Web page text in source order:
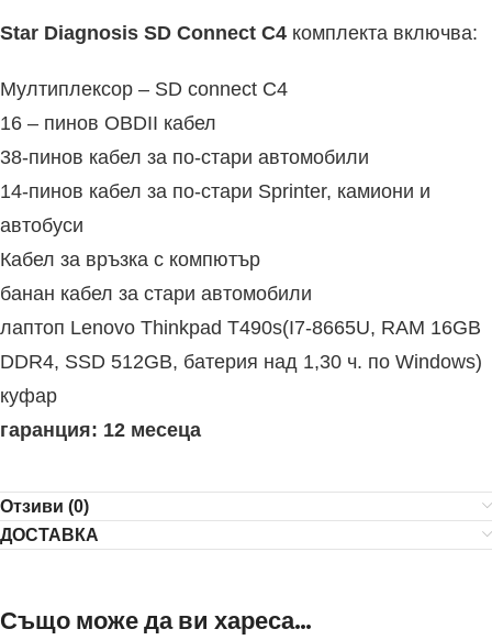
Star Diagnosis SD Connect C4 комплектa включва:
Мултиплексор – SD connect C4
16 – пинов OBDII кабел
38-пинов кабел за по-стари автомобили
14-пинов кабел за по-стари Sprinter, камиони и
автобуси
Кабел за връзка с компютър
банан кабел за стари автомобили
лаптоп Lenovo Thinkpad T490s(I7-8665U, RAM 16GB
DDR4, SSD 512GB, батерия над 1,30 ч. по Windows)
куфар
гаранция: 12 месеца
Отзиви (0)
ДОСТАВКА
Също може да ви хареса…